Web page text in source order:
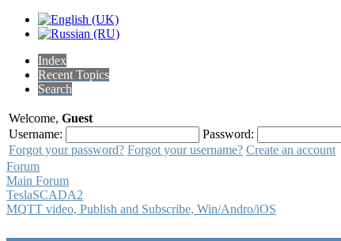
Index
Recent Topics
Search
Welcome, Guest
Username:
Password:
Forgot your password? Forgot your username? Create an account
Forum
Main Forum
TeslaSCADA2
MQTT video, Publish and Subscribe, Win/Andro/iOS